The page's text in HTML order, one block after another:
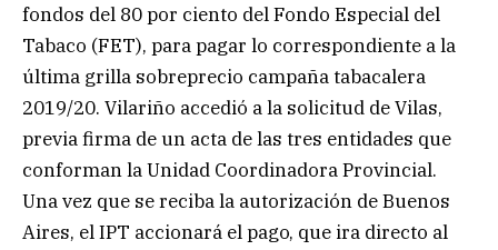
fondos del 80 por ciento del Fondo Especial del
Tabaco (FET), para pagar lo correspondiente a la
última grilla sobreprecio campaña tabacalera
2019/20. Vilariño accedió a la solicitud de Vilas,
previa firma de un acta de las tres entidades que
conforman la Unidad Coordinadora Provincial.
Una vez que se reciba la autorización de Buenos
Aires, el IPT accionará el pago, que ira directo al